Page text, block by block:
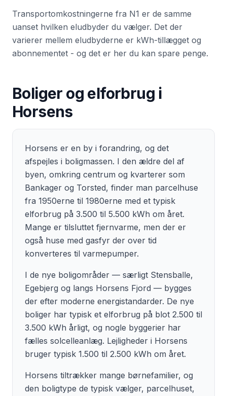
Transportomkostningerne fra N1 er de samme
uanset hvilken eludbyder du vælger. Det der
varierer mellem eludbyderne er kWh-tillægget og
abonnementet - og det er her du kan spare penge.
Boliger og elforbrug i
Horsens
Horsens er en by i forandring, og det
afspejles i boligmassen. I den ældre del af
byen, omkring centrum og kvarterer som
Bankager og Torsted, finder man parcelhuse
fra 1950erne til 1980erne med et typisk
elforbrug på 3.500 til 5.500 kWh om året.
Mange er tilsluttet fjernvarme, men der er
også huse med gasfyr der over tid
konverteres til varmepumper.
I de nye boligområder — særligt Stensballe,
Egebjerg og langs Horsens Fjord — bygges
der efter moderne energistandarder. De nye
boliger har typisk et elforbrug på blot 2.500 til
3.500 kWh årligt, og nogle byggerier har
fælles solcelleanlæg. Lejligheder i Horsens
bruger typisk 1.500 til 2.500 kWh om året.
Horsens tiltrækker mange børnefamilier, og
den boligtype de typisk vælger, parcelhuset,